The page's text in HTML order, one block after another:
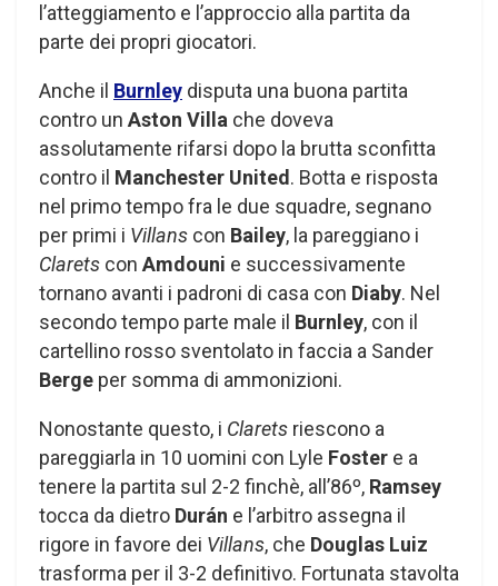
l’atteggiamento e l’approccio alla partita da
parte dei propri giocatori.
Anche il Burnley disputa una buona partita
contro un Aston Villa che doveva
assolutamente rifarsi dopo la brutta sconfitta
contro il Manchester United. Botta e risposta
nel primo tempo fra le due squadre, segnano
per primi i Villans con Bailey, la pareggiano i
Clarets con Amdouni e successivamente
tornano avanti i padroni di casa con Diaby. Nel
secondo tempo parte male il Burnley, con il
cartellino rosso sventolato in faccia a Sander
Berge per somma di ammonizioni.
Nonostante questo, i Clarets riescono a
pareggiarla in 10 uomini con Lyle Foster e a
tenere la partita sul 2-2 finchè, all’86º, Ramsey
tocca da dietro Durán e l’arbitro assegna il
rigore in favore dei Villans, che Douglas Luiz
trasforma per il 3-2 definitivo. Fortunata stavolta